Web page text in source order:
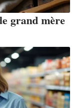
grand mère